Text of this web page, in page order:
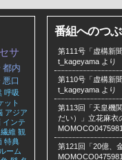
サ
都内
悪口
呼吸
ット
アジア
インテ
繊維 観
特典
ーム
番組へのつ
第111号「虚構新
t_kageyama より
第110号「虚構新
t_kageyama より
第113回「天皇機
だい）」立花麻衣
第121回「20億、